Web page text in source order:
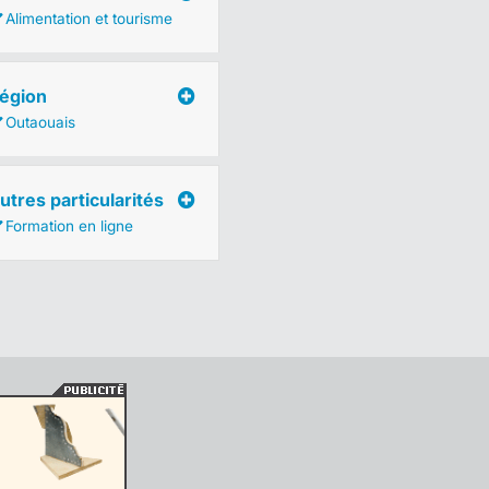
Alimentation et tourisme
Outaouais
particularités
Formation en ligne